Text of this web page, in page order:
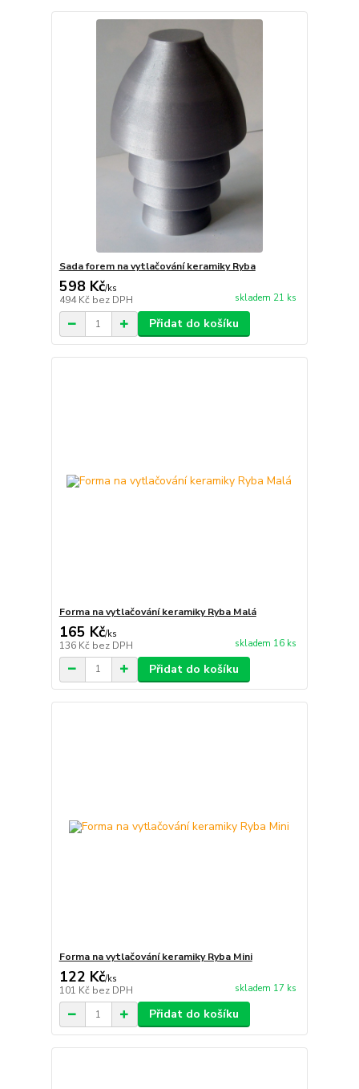
Sada forem na vytlačování keramiky Ryba
598 Kč/ks
494 Kč bez DPH skladem 21 ks
Přidat do košíku
Forma na vytlačování keramiky Ryba Malá
165 Kč/ks
136 Kč bez DPH skladem 16 ks
Přidat do košíku
Forma na vytlačování keramiky Ryba Mini
122 Kč/ks
101 Kč bez DPH skladem 17 ks
Přidat do košíku